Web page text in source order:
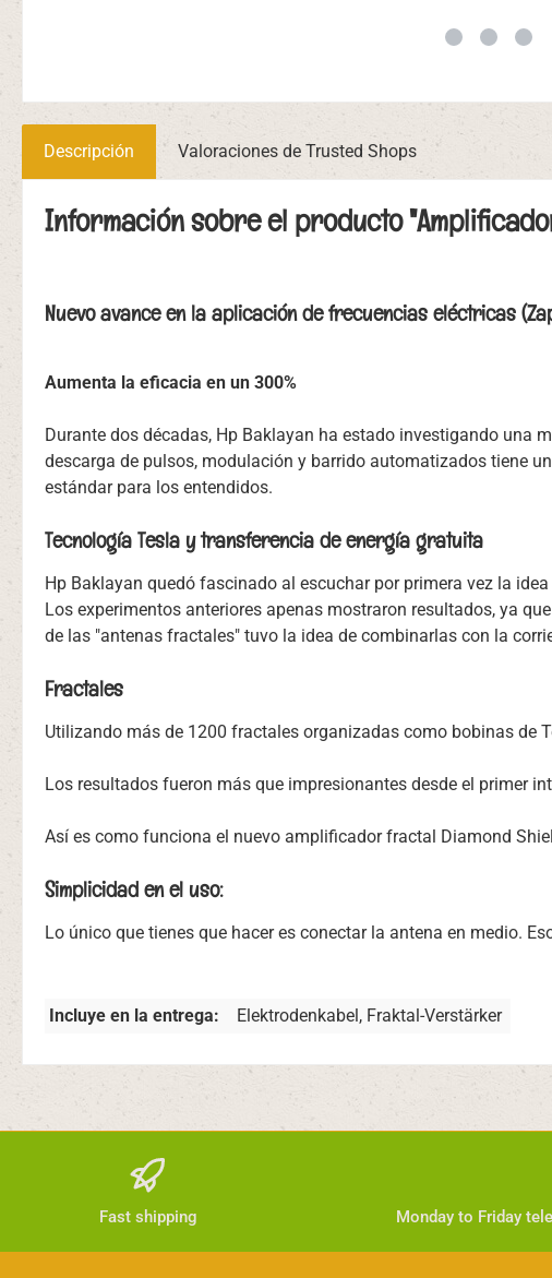
Descripción Valoraciones de Trusted Shops
Información sobre el producto
Nuevo avance en la aplicación de frecuencias eléctricas
Aumenta la eficacia en un 300%
Durante dos décadas, Hp Baklayan ha estado investigando una
descarga de pulsos, modulación y barrido automatizados tiene
estándar para los entendidos.
Tecnología Tesla y transferencia de energía gratuita
Hp Baklayan quedó fascinado al escuchar por primera vez la
Los experimentos anteriores apenas mostraron resultados, ya
de las "antenas fractales" tuvo la idea de combinarlas con la
Fractales
Utilizando más de 1200 fractales organizadas como bobinas de
Los resultados fueron más que impresionantes desde el primer
Así es como funciona el nuevo amplificador fractal Diamond
Simplicidad en el uso:
Lo único que tienes que hacer es conectar la antena en medio.
Incluye en la entrega: Elektrodenkabel, Fraktal-Verstärker
Fast shipping Monday to Friday